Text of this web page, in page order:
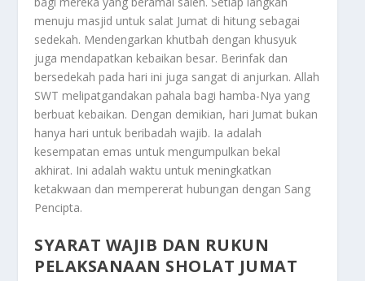
menuju masjid untuk salat Jumat di hitung sebagai
sedekah. Mendengarkan khutbah dengan khusyuk
juga mendapatkan kebaikan besar. Berinfak dan
bersedekah pada hari ini juga sangat di anjurkan. Allah
SWT melipatgandakan pahala bagi hamba-Nya yang
berbuat kebaikan. Dengan demikian, hari Jumat bukan
hanya hari untuk beribadah wajib. Ia adalah
kesempatan emas untuk mengumpulkan bekal
akhirat. Ini adalah waktu untuk meningkatkan
ketakwaan dan mempererat hubungan dengan Sang
Pencipta.
SYARAT WAJIB DAN RUKUN
PELAKSANAAN SHOLAT JUMAT